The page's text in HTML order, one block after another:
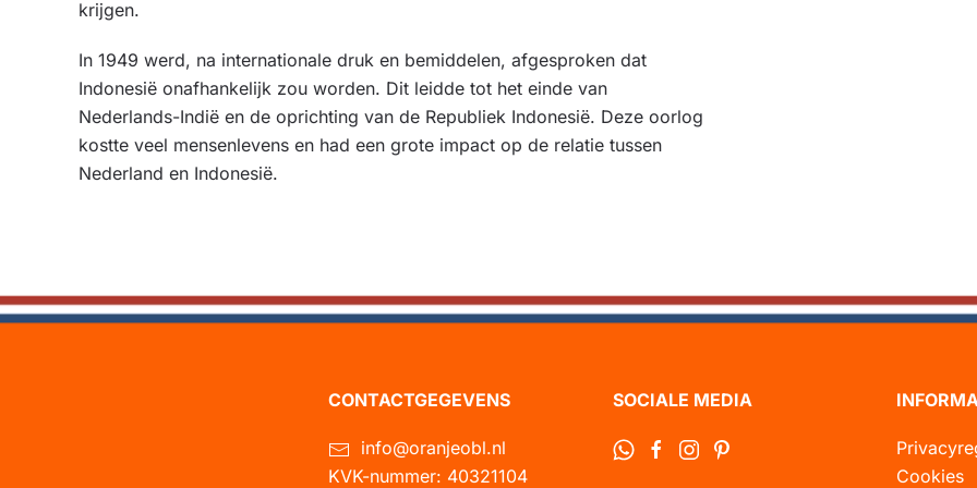
krijgen.
In 1949 werd, na internationale druk en bemiddelen, afgesproken dat
Indonesië onafhankelijk zou worden. Dit leidde tot het einde van
Nederlands-Indië en de oprichting van de Republiek Indonesië. Deze oorlog
kostte veel mensenlevens en had een grote impact op de relatie tussen
Nederland en Indonesië.
CONTACTGEGEVENS
info@oranjeobl.nl
KVK-nummer: 40321104
SOCIALE MEDIA
Cookies